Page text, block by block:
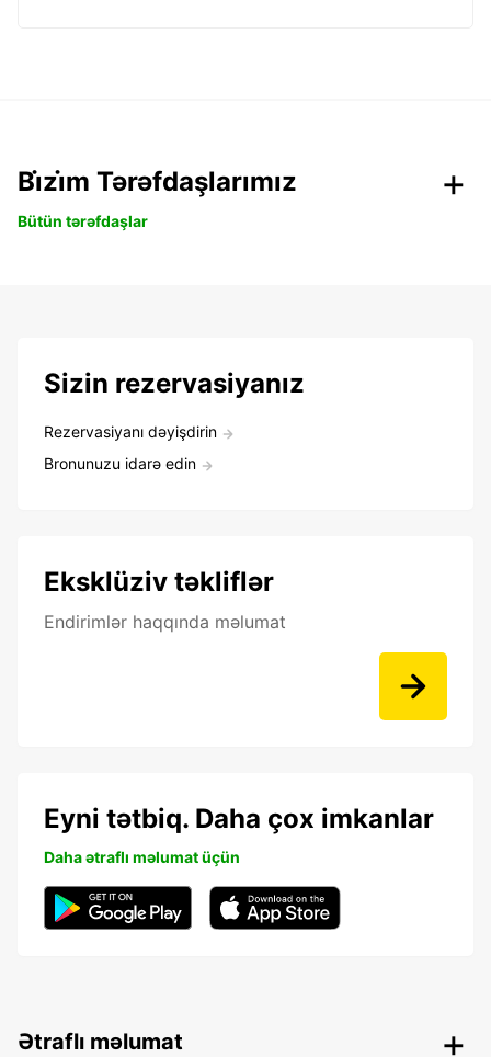
Bi̇zi̇m Tərəfdaşlarımız
Bütün tərəfdaşlar
Sizin rezervasiyanız
Rezervasiyanı dəyişdirin
Bronunuzu idarə edin
Eksklüziv təkliflər
Endirimlər haqqında məlumat
Eyni tətbiq. Daha çox imkanlar
Daha ətraflı məlumat üçün
Ətraflı məlumat